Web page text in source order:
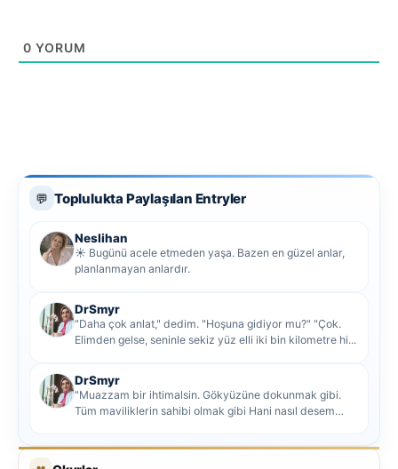
0 YORUM
💬 Toplulukta Paylaşılan Entryler
Neslihan
☀️ Bugünü acele etmeden yaşa. Bazen en güzel anlar,
planlanmayan anlardır.
DrSmyr
"Daha çok anlat," dedim. "Hoşuna gidiyor mu?" "Çok.
Elimden gelse, seninle sekiz yüz elli iki bin kilometre hi...
DrSmyr
"Muazzam bir ihtimalsin. Gökyüzüne dokunmak gibi.
Tüm maviliklerin sahibi olmak gibi Hani nasıl desem